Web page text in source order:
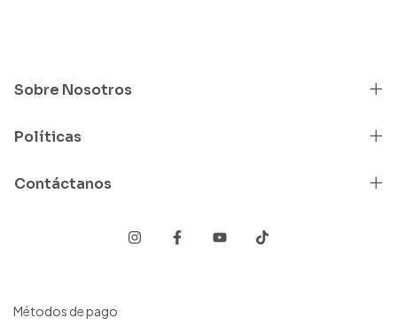
Sobre Nosotros
Políticas
Contáctanos
Métodos de pago